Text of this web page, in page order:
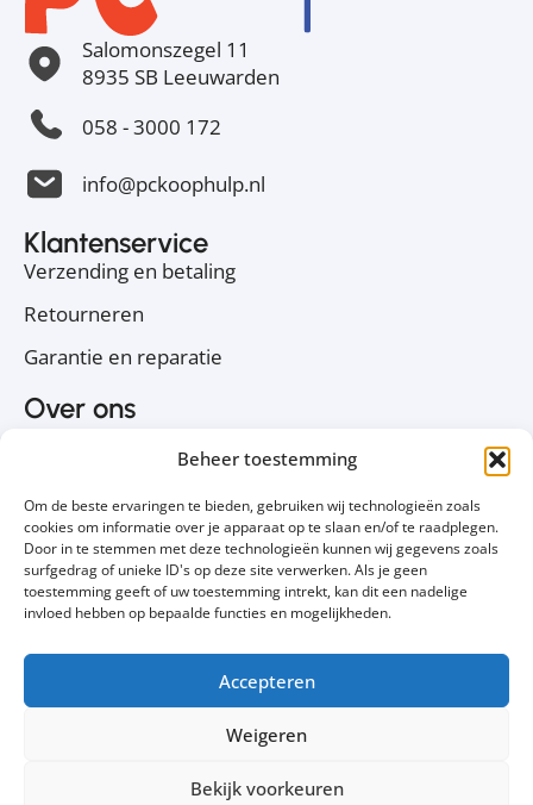
Beheer toestemming
Om de beste ervaringen te bieden, gebruiken wij technologieën zoals
cookies om informatie over je apparaat op te slaan en/of te raadplegen.
Door in te stemmen met deze technologieën kunnen wij gegevens zoals
surfgedrag of unieke ID's op deze site verwerken. Als je geen
toestemming geeft of uw toestemming intrekt, kan dit een nadelige
invloed hebben op bepaalde functies en mogelijkheden.
Accepteren
Weigeren
Bekijk voorkeuren
Salomonszegel 11
8935 SB Leeuwarden
058 - 3000 172
info@pckoophulp.nl
Klantenservice
Verzending en betaling
Retourneren
Garantie en reparatie
Over ons
Cookiebeleid
Contact
Volg ons